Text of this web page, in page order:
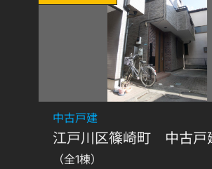
中古戸建
江戸川区篠崎町 中古戸
（全1棟）